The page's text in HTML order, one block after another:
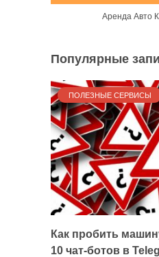
Аренда Авто
Популярные
ПОЛЕЗНЫЕ СЕРВИСЫ
Как пробить
10 чат-ботов в